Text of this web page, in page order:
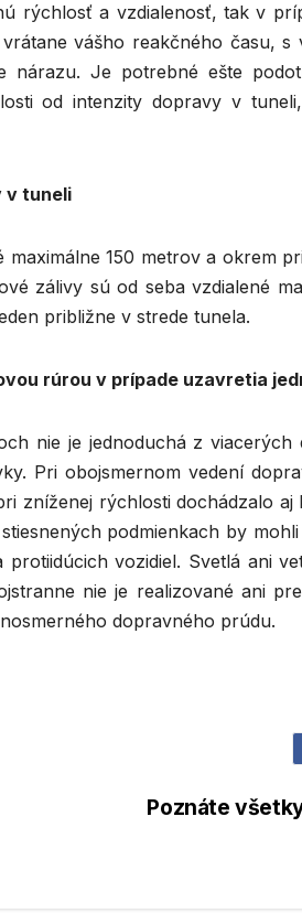
rýchlosť a vzdialenosť, tak v
vášho reakčného času,
nárazu. Je potrebné ešte
od intenzity dopravy v
v tuneli
150 metrov a okrem
zálivy sú od seba vzdialené
približne v strede tunela.
rúrou v prípade uzavretia
nie je jednoduchá z viacerých
Pri obojsmernom vedení
zníženej rýchlosti dochádzalo aj
podmienkach by
vozidiel. Svetlá ani
nie je realizované ani
dopravného prúdu.
Poznáte